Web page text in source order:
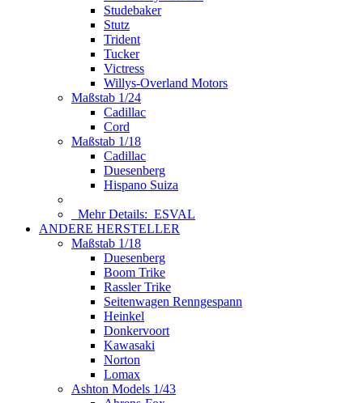
Studebaker
Stutz
Trident
Tucker
Victress
Willys-Overland Motors
Maßstab 1/24
Cadillac
Cord
Maßstab 1/18
Cadillac
Duesenberg
Hispano Suiza
Mehr Details: ESVAL
ANDERE HERSTELLER
Maßstab 1/18
Duesenberg
Boom Trike
Rassler Trike
Seitenwagen Renngespann
Heinkel
Donkervoort
Kawasaki
Norton
Lomax
Ashton Models 1/43